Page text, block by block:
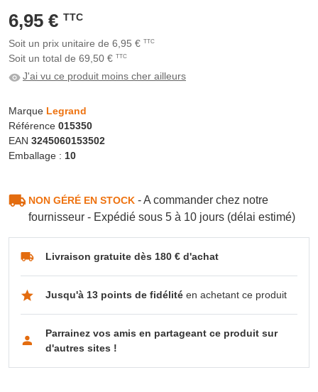
6,95 € TTC
Soit un prix unitaire de 6,95 € TTC
Soit un total de 69,50 € TTC
J'ai vu ce produit moins cher ailleurs
Marque Legrand
Référence 015350
EAN 3245060153502
Emballage : 10
NON GÉRÉ EN STOCK- A commander chez notre
fournisseur - Expédié sous 5 à 10 jours (délai estimé)
Livraison gratuite dès 180 € d'achat
Jusqu'à 13 points de fidélitéen achetant ce produit
Parrainez vos amis en partageant ce produit sur
d'autres sites !